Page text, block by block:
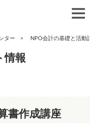
ター NPO会計の基礎と活動
情報
書作成講座